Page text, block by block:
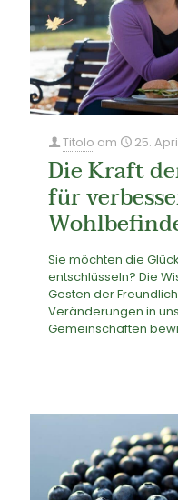
Titolo am 25.
Die Kraft
für
Sie möchten die
entschlüsseln? Die
Gesten der
Veränderungen in
Gemeinschaften